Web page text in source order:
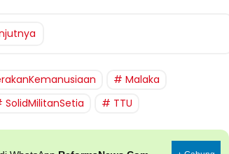
Malaka
SolidMilitanSetia TTU